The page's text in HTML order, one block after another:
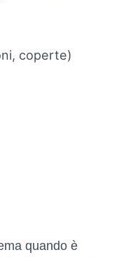
coperte)
quando è